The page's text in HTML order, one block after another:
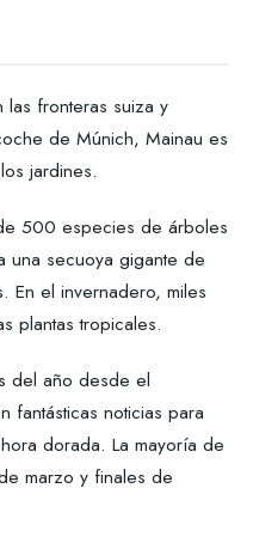
fronteras suiza y
de Múnich, Mainau es
jardines.
500 especies de árboles
una secuoya gigante de
En el invernadero, miles
plantas tropicales.
del año desde el
fantásticas noticias para
dorada. La mayoría de
marzo y finales de